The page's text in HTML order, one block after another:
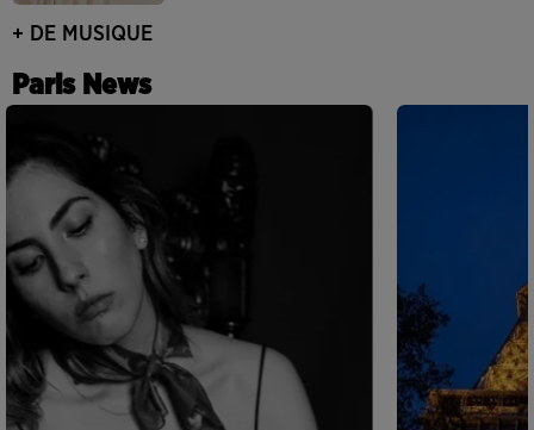
+ DE MUSIQUE
Paris News